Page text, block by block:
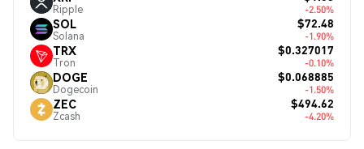
Ripple -2.50%
SOL
Solana
$72.48
-1.90%
TRX
Tron
$0.327017
-0.10%
DOGE
Dogecoin
$0.068885
-1.50%
ZEC
Zcash
$494.62
-4.20%